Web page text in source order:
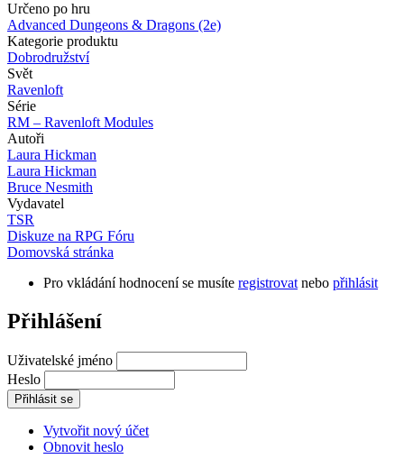
Určeno po hru
Advanced Dungeons & Dragons (2e)
Kategorie produktu
Dobrodružství
Svět
Ravenloft
Série
RM – Ravenloft Modules
Autoři
Laura Hickman
Laura Hickman
Bruce Nesmith
Vydavatel
TSR
Diskuze na RPG Fóru
Domovská stránka
Pro vkládání hodnocení se musíte registrovat nebo přihlásit
Přihlášení
Uživatelské jméno
Heslo
Vytvořit nový účet
Obnovit heslo